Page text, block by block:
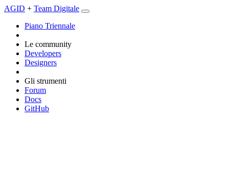
AGID + Team Digitale
Piano Triennale
Le community
Developers
Designers
Gli strumenti
Forum
Docs
GitHub